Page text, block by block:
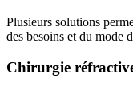
Plusieurs solutions
des besoins et du mode
Chirurgie